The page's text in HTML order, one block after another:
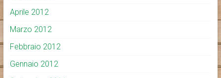
Aprile 2012
Marzo 2012
Febbraio 2012
Gennaio 2012